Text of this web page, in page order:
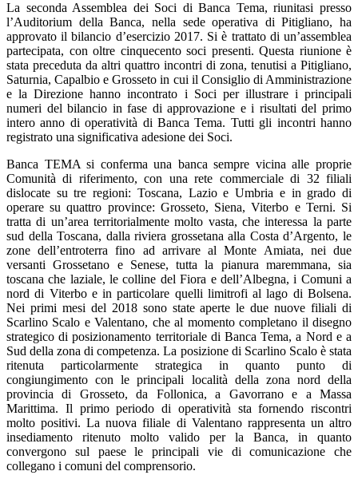
La seconda Assemblea dei Soci di Banca Tema, riunitasi presso
l’Auditorium della Banca, nella sede operativa di Pitigliano, ha
approvato il bilancio d’esercizio 2017. Si è trattato di un’assemblea
partecipata, con oltre cinquecento soci presenti. Questa riunione è
stata preceduta da altri quattro incontri di zona, tenutisi a Pitigliano,
Saturnia, Capalbio e Grosseto in cui il Consiglio di Amministrazione
e la Direzione hanno incontrato i Soci per illustrare i principali
numeri del bilancio in fase di approvazione e i risultati del primo
intero anno di operatività di Banca Tema. Tutti gli incontri hanno
registrato una significativa adesione dei Soci.
Banca TEMA si conferma una banca sempre vicina alle proprie
Comunità di riferimento, con una rete commerciale di 32 filiali
dislocate su tre regioni: Toscana, Lazio e Umbria e in grado di
operare su quattro province: Grosseto, Siena, Viterbo e Terni. Si
tratta di un’area territorialmente molto vasta, che interessa la parte
sud della Toscana, dalla riviera grossetana alla Costa d’Argento, le
zone dell’entroterra fino ad arrivare al Monte Amiata, nei due
versanti Grossetano e Senese, tutta la pianura maremmana, sia
toscana che laziale, le colline del Fiora e dell’Albegna, i Comuni a
nord di Viterbo e in particolare quelli limitrofi al lago di Bolsena.
Nei primi mesi del 2018 sono state aperte le due nuove filiali di
Scarlino Scalo e Valentano, che al momento completano il disegno
strategico di posizionamento territoriale di Banca Tema, a Nord e a
Sud della zona di competenza. La posizione di Scarlino Scalo è stata
ritenuta particolarmente strategica in quanto punto di
congiungimento con le principali località della zona nord della
provincia di Grosseto, da Follonica, a Gavorrano e a Massa
Marittima. Il primo periodo di operatività sta fornendo riscontri
molto positivi. La nuova filiale di Valentano rappresenta un altro
insediamento ritenuto molto valido per la Banca, in quanto
convergono sul paese le principali vie di comunicazione che
collegano i comuni del comprensorio.